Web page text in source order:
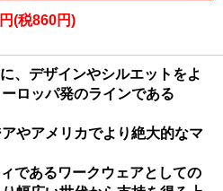
(税860円)
、デザインやシルエットをよ
ロッパ発のラインである
やアメリカでより絶大的なマ
であるワークウェアとしての